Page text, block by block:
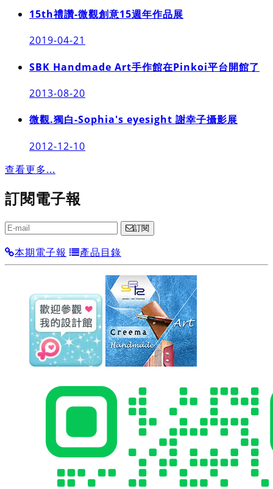
15th禮讚-微觀創意15週年作品展
2019-04-21
SBK Handmade Art手作館在Pinkoi平台開館了
2013-08-20
微觀.獨白-Sophia's eyesight 謝幸子攝影展
2012-12-10
查看更多...
訂閱電子報
訂閱
本期電子報 產品目錄